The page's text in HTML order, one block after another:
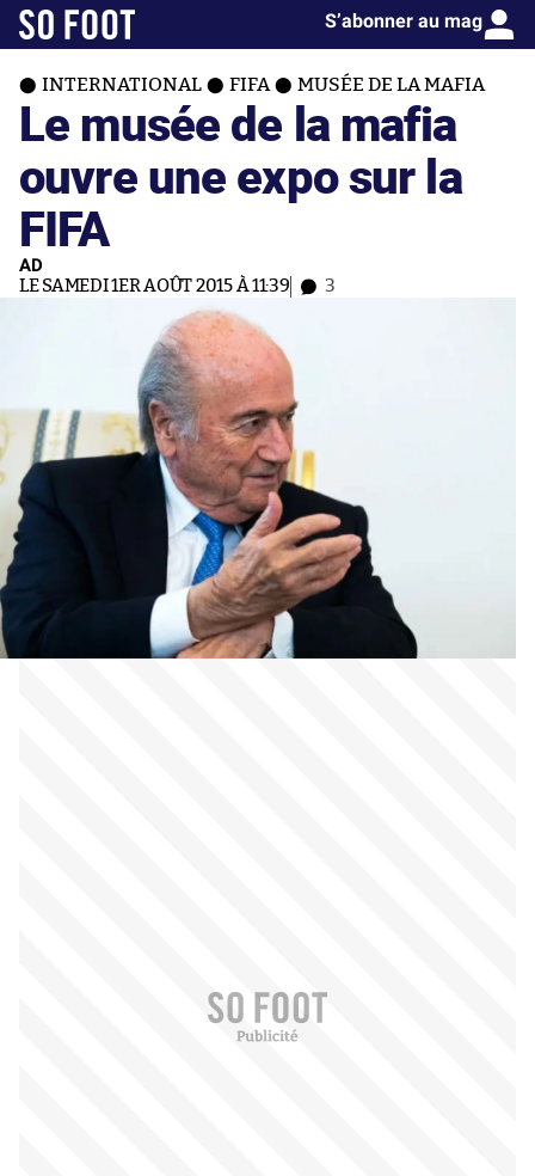
S’abonner au mag
INTERNATIONAL FIFA MUSÉE DE LA MAFIA
Le musée de la mafia
ouvre une expo sur la
FIFA
AD
LE SAMEDI 1ER AOÛT 2015 À 11:39 3